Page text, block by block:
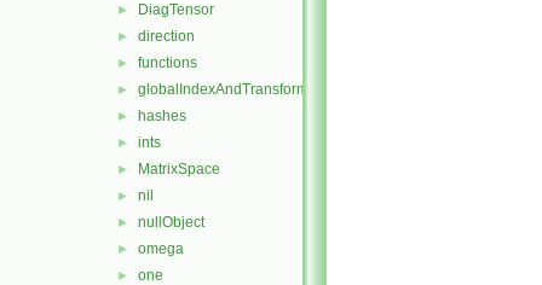
► DiagTensor
► direction
► functions
► globalIndexAndTransform
► hashes
► ints
► MatrixSpace
► nil
► nullObject
► omega
► one